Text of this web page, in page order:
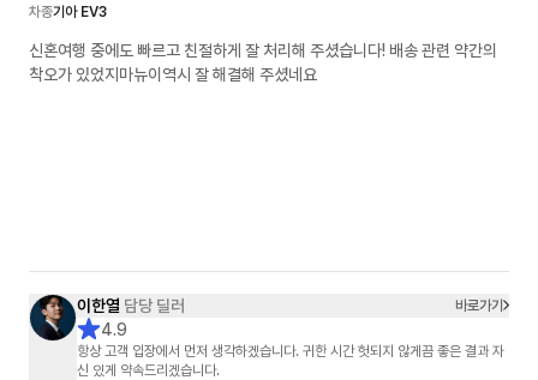
차종기아 EV3
신혼여행 중에도 빠르고 친절하게 잘 처리해 주셨습니다! 배송 관련 약간의
착오가 있었지마뉴이역시 잘 해결해 주셨네요
이한열 담당 딜러 바로가기
4.9
항상 고객 입장에서 먼저 생각하겠습니다. 귀한 시간 헛되지 않게끔 좋은 결과 자
신 있게 약속드리겠습니다.